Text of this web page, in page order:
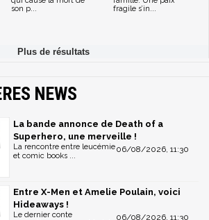
son p...
fragile s’in...
NEWS
La bande annonce de Death of a
Superhero, une merveille !
06/08/2026, 11:30
La rencontre entre leucémie
et comic books ...
Entre X-Men et Amelie Poulain, voici
Hideaways !
06/08/2026, 11:30
Le dernier conte